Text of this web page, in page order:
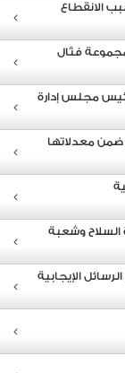
الانقطاع
مجلس إدارة
معدلاتها
وشعبة
الإيجابية